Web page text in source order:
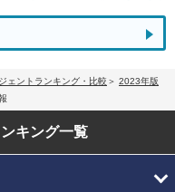
ェントランキング・比較
2023年版
キング一覧